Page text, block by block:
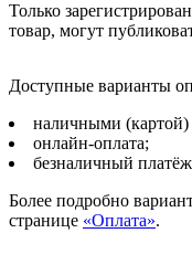
Только
товар, могут
Доступные варианты
наличными
онлайн-оплата;
безналичный
Более подробно
странице «Оплата».